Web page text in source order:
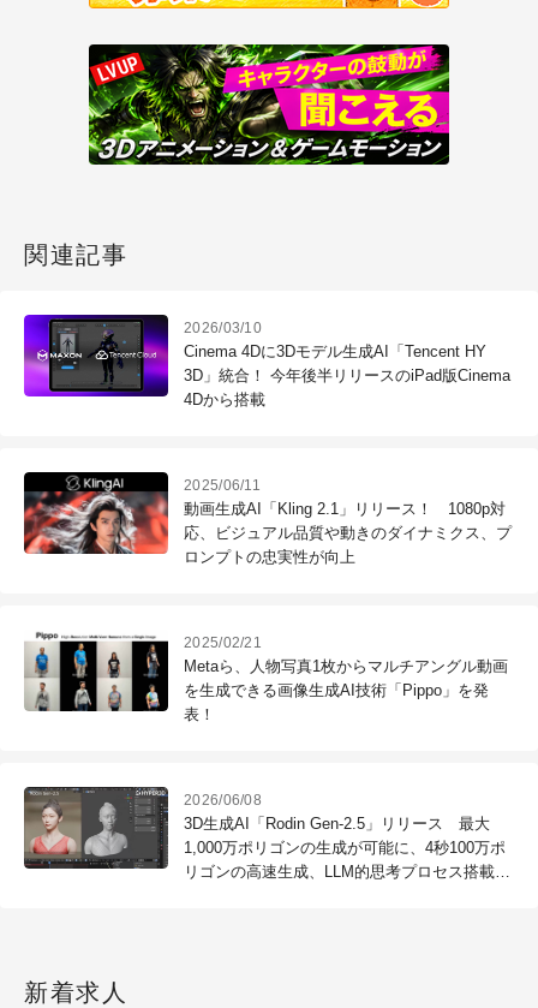
関連記事
2026/03/10
Cinema 4Dに3Dモデル生成AI「Tencent HY
3D」統合！ 今年後半リリースのiPad版Cinema
4Dから搭載
2025/06/11
動画生成AI「Kling 2.1」リリース！ 1080p対
応、ビジュアル品質や動きのダイナミクス、プ
ロンプトの忠実性が向上
2025/02/21
Metaら、人物写真1枚からマルチアングル動画
を生成できる画像生成AI技術「Pippo」を発
表！
2026/06/08
3D生成AI「Rodin Gen-2.5」リリース 最大
1,000万ポリゴンの生成が可能に、4秒100万ポ
リゴンの高速生成、LLM的思考プロセス搭載、
新着求人